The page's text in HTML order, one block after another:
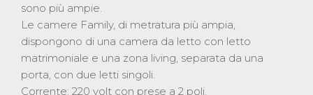
sono più ampie.
Le camere Family, di metratura più ampia,
dispongono di una camera da letto con letto
matrimoniale e una zona living, separata da una
porta, con due letti singoli.
Corrente: 220 volt con prese a 2 poli.